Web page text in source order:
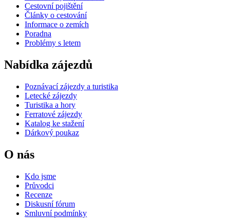
Cestovní pojištění
Články o cestování
Informace o zemích
Poradna
Problémy s letem
Nabídka zájezdů
Poznávací zájezdy a turistika
Letecké zájezdy
Turistika a hory
Ferratové zájezdy
Katalog ke stažení
Dárkový poukaz
O nás
Kdo jsme
Průvodci
Recenze
Diskusní fórum
Smluvní podmínky